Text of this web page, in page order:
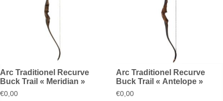
Arc Traditionel Recurve
Buck Trail « Meridian »
€0,00
Arc Traditionel Recurve
Buck Trail « Antelope »
€0,00